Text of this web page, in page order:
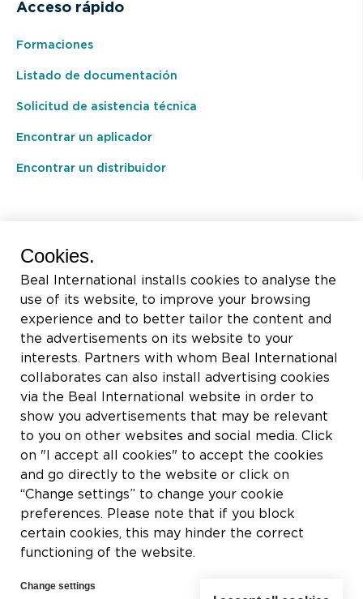
Acceso rápido
Formaciones
Listado de documentación
Solicitud de asistencia técnica
Encontrar un aplicador
Encontrar un distribuidor
Rue du Tronquoy, 8
IVA: BE0414.592.153
+32 81 83 57 57
info@beal.be
Síganos
Cookies.
Beal International installs cookies to analyse the
use of its website, to improve your browsing
experience and to better tailor the content and
the advertisements on its website to your
interests. Partners with whom Beal International
collaborates can also install advertising cookies
via the Beal International website in order to
show you advertisements that may be relevant
to you on other websites and social media. Click
on "I accept all cookies" to accept the cookies
and go directly to the website or click on
“Change settings” to change your cookie
preferences. Please note that if you block
certain cookies, this may hinder the correct
functioning of the website.
Change settings